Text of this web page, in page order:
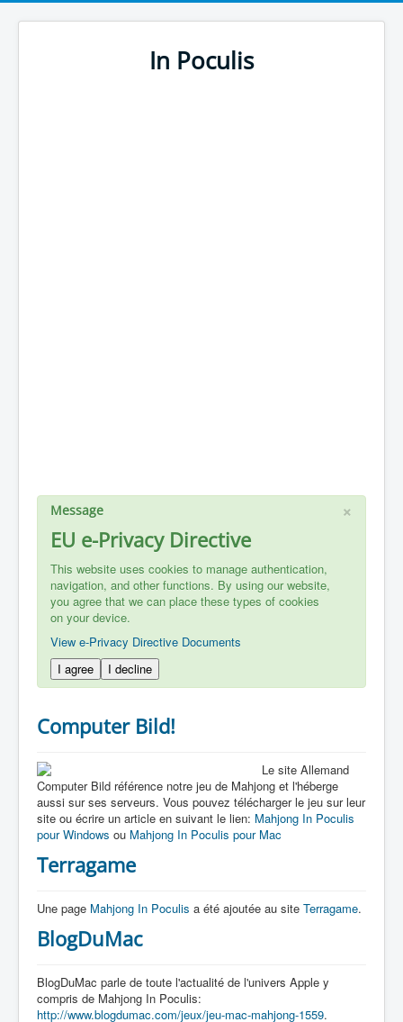
In Poculis
×
Message
EU e-Privacy Directive
This website uses cookies to manage authentication,
navigation, and other functions. By using our website,
you agree that we can place these types of cookies
on your device.
View e-Privacy Directive Documents
I agree
I decline
Computer Bild!
Le site Allemand
Computer Bild référence notre jeu de Mahjong et l'héberge
aussi sur ses serveurs. Vous pouvez télécharger le jeu sur leur
site ou écrire un article en suivant le lien: Mahjong In Poculis
pour Windows ou Mahjong In Poculis pour Mac
Terragame
Une page Mahjong In Poculis a été ajoutée au site Terragame.
BlogDuMac
BlogDuMac parle de toute l'actualité de l'univers Apple y
compris de Mahjong In Poculis:
http://www.blogdumac.com/jeux/jeu-mac-mahjong-1559.